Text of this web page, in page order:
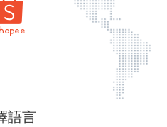
法顯示
語言